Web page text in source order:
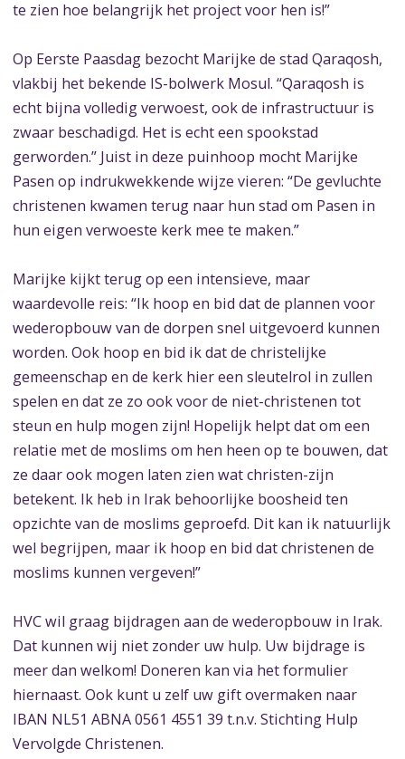
te zien hoe belangrijk het project voor hen is!”
Op Eerste Paasdag bezocht Marijke de stad Qaraqosh,
vlakbij het bekende IS-bolwerk Mosul. “Qaraqosh is
echt bijna volledig verwoest, ook de infrastructuur is
zwaar beschadigd. Het is echt een spookstad
gerworden.” Juist in deze puinhoop mocht Marijke
Pasen op indrukwekkende wijze vieren: “De gevluchte
christenen kwamen terug naar hun stad om Pasen in
hun eigen verwoeste kerk mee te maken.”
Marijke kijkt terug op een intensieve, maar
waardevolle reis: “Ik hoop en bid dat de plannen voor
wederopbouw van de dorpen snel uitgevoerd kunnen
worden. Ook hoop en bid ik dat de christelijke
gemeenschap en de kerk hier een sleutelrol in zullen
spelen en dat ze zo ook voor de niet-christenen tot
steun en hulp mogen zijn! Hopelijk helpt dat om een
relatie met de moslims om hen heen op te bouwen, dat
ze daar ook mogen laten zien wat christen-zijn
betekent. Ik heb in Irak behoorlijke boosheid ten
opzichte van de moslims geproefd. Dit kan ik natuurlijk
wel begrijpen, maar ik hoop en bid dat christenen de
moslims kunnen vergeven!”
HVC wil graag bijdragen aan de wederopbouw in Irak.
Dat kunnen wij niet zonder uw hulp. Uw bijdrage is
meer dan welkom! Doneren kan via het formulier
hiernaast. Ook kunt u zelf uw gift overmaken naar
IBAN NL51 ABNA 0561 4551 39 t.n.v. Stichting Hulp
Vervolgde Christenen.